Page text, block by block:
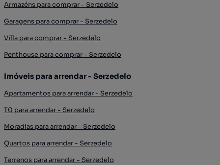
Armazéns para comprar - Serzedelo
Garagens para comprar - Serzedelo
Villa para comprar - Serzedelo
Penthouse para comprar - Serzedelo
Imóveis para arrendar - Serzedelo
Apartamentos para arrendar - Serzedelo
T0 para arrendar - Serzedelo
Moradias para arrendar - Serzedelo
Quartos para arrendar - Serzedelo
Terrenos para arrendar - Serzedelo